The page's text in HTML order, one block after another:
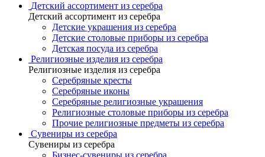
Детский ассортимент из серебра
Детский ассортимент из серебра
Детские украшения из серебра
Детские столовые приборы из серебра
Детская посуда из серебра
Религиозные изделия из серебра
Религиозные изделия из серебра
Серебряные кресты
Серебряные иконы
Серебряные религиозные украшения
Религиозные столовые приборы из серебра
Прочие религиозные предметы из серебра
Сувениры из серебра
Сувениры из серебра
Бизнес-сувениры из серебра